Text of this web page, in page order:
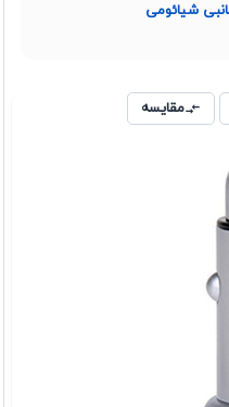
شیائومی
مقایسه